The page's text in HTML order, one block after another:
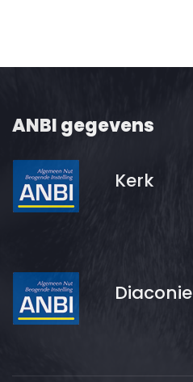
ANBI gegevens
Kerk
Diaconie